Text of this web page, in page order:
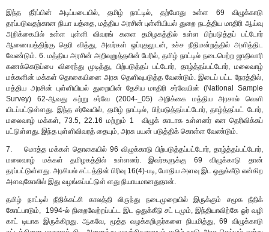
இந்த தீர்ப்பின் அடிப்படையில், தமிழ் நாட்டில், தற்போது உள்ள 69 விழுக்காடு
தரப்படுவதற்கான நியா யத்தை, மத்திய அரசின் புள்ளியியல் துறை நடத்திய மாதிரி ஆய்வு
அறிக்கையில் உள்ள புள்ளி விவரங் களை தமிழகத்தில் உள்ள பிற்படுத்தப் பட்டோர்
ஆணையத்திற்கு தெரி வித்து, அவர்கள் ஒப்புதலுடன், உச்ச நீதிமன்றத்தில் அளித்திட
வேண்டும். 6. மத்திய அரசின் அறிவுறுத்தலின் பேரில், தமிழ் நாட்டில் நடைபெற்ற ஜாதிவாரி
கணக்கெடுப்பை விரைந்து முடித்து, பிற்படுத்தப் பட்டோர், தாழ்த்தப்பட்டோர், மலைவாழ்
மக்களின் மக்கள் தொகையினை அரசு தெளிவுபடுத்த வேண்டும். இடைப் பட்ட நேரத்தில்,
மத்திய அரசின் புள்ளியியல் துறையின் தேசிய மாதிரி சர்வேயின் (National Sample
Survey) 62-ஆவது சுற்று சர்வே (2004-_05) அறிக்கை மத்திய அரசால் வெளி
யிடப்பட்டுள்ளது. இந்த சர்வேயில், தமிழ் நாட்டில், பிற்படுத்தப்பட்டோர், தாழ்த்தப்பட் டோர்,
மலைவாழ் மக்கள், 73.5, 22.16 மற்றும் 1 விழுக் காடாக உள்ளனர் என தெரிவிக்கப்
பட்டுள்ளது. இந்த புள்ளிவிவரத் தையும், அரசு பயன் படுத்திக் கொள்ள வேண்டும்.
7. மொத்த மக்கள் தொகையில் 96 விழுக்காடு பிற்படுத்தப்பட்டோர், தாழ்த்தப்பட்டோர்,
மலைவாழ் மக்கள் தமிழகத்தில் உள்ளனர். இவர்களுக்கு 69 விழுக்காடு தான்
தரப்பட்டுள்ளது. அரசியல் சட்டத்தின் பிரிவு 16(4)-படி, போதிய அளவு இட ஒதுக்கீடு என்கிற
அளவுகோலில் இது வழங்கப்பட்டுள் ளது நியாயமானதுதான்.
தமிழ் நாட்டில் நீதிக்கட்சி காலத்தி லிருந்து நடைமுறையில் இருக்கும் சமூக நீதிக்
கோட்பாடும், 1994-ல் நிறைவேற்றப்பட்ட இட ஒதுக்கீடு சட் டமும், இந்தியாவிற்கே ஓர் வழி
காட் டியாக இருக்கிறது. ஆகவே, மூத்த வழக்கறிஞர்களை நியமித்து, 69 விழுக்காடு